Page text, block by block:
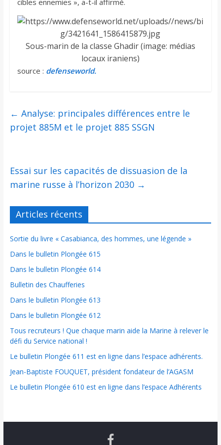
cibles ennemies », a-t-il affirmé.
Sous-marin de la classe Ghadir (image: médias
locaux iraniens)
source : defenseworld.
← Analyse: principales différences entre le
projet 885M et le projet 885 SSGN
Essai sur les capacités de dissuasion de la
marine russe à l’horizon 2030 →
Articles récents
Sortie du livre « Casabianca, des hommes, une légende »
Dans le bulletin Plongée 615
Dans le bulletin Plongée 614
Bulletin des Chaufferies
Dans le bulletin Plongée 613
Dans le bulletin Plongée 612
Tous recruteurs ! Que chaque marin aide la Marine à relever le
défi du Service national !
Le bulletin Plongée 611 est en ligne dans l’espace adhérents.
Jean-Baptiste FOUQUET, président fondateur de l’AGASM
Le bulletin Plongée 610 est en ligne dans l’espace Adhérents